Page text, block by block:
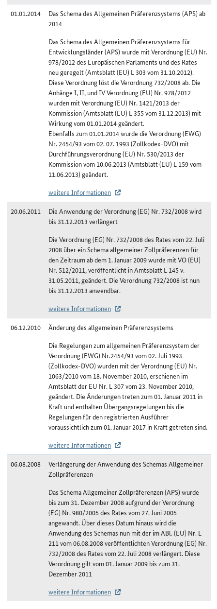
01.01.2014
Das Schema des Allgemeinen Präferenzsystems (APS) ab
2014
Das Schema des Allgemeinen Präferenzsystems für
Entwicklungsländer (APS) wurde mit Verordnung (EU) Nr.
978/2012 des Europäischen Parlaments und des Rates
neu geregelt (Amtsblatt (EU) L 303 vom 31.10.2012).
Diese Verordnung löst die Verordnung 732/2008 ab. Die
Anhänge I, II, und IV Verordnung (EU) Nr. 978/2012
wurden mit Verordnung (EU) Nr. 1421/2013 der
Kommission (Amtsblatt (EU) L 355 vom 31.12.2013) mit
Wirkung vom 01.01.2014 geändert.
Ebenfalls zum 01.01.2014 wurde die Verordnung (EWG)
Nr. 2454/93 vom 02. 07. 1993 (Zollkodex-DVO) mit
Durchführungsverordnung (EU) Nr. 530/2013 der
Kommission vom 10.06.2013 (Amtsblatt (EU) L 159 vom
11.06.2013) geändert.
weitere Informationen
20.06.2011
Die Anwendung der Verordnung (EG) Nr. 732/2008 wird
bis 31.12.2013 verlängert
Die Verordnung (EG) Nr. 732/2008 des Rates vom 22. Juli
2008 über ein Schema allgemeiner Zollpräferenzen für
den Zeitraum ab dem 1. Januar 2009 wurde mit VO (EU)
Nr. 512/2011, veröffentlicht in Amtsblatt L 145 v.
31.05.2011, geändert. Die Verordnung 732/2008 ist nun
bis 31.12.2013 anwendbar.
weitere Informationen
06.12.2010
Änderung des allgemeinen Präferenzsystems
Die Regelungen zum allgemeinen Präferenzsystem der
Verordnung (EWG) Nr.2454/93 vom 02. Juli 1993
(Zollkodex-DVO) wurden mit der Verordnung (EU) Nr.
1063/2010 vom 18. November 2010, erschienen im
Amtsblatt der EU Nr. L 307 vom 23. November 2010,
geändert. Die Änderungen treten zum 01. Januar 2011 in
Kraft und enthalten Übergangsregelungen bis die
Regelungen für den registrierten Ausführer
voraussichtlich zum 01. Januar 2017 in Kraft getreten sind.
weitere Informationen
06.08.2008
Verlängerung der Anwendung des Schemas Allgemeiner
Zollpräferenzen
Das Schema Allgemeiner Zollpräferenzen (APS) wurde
bis zum 31. Dezember 2008 aufgrund der Verordnung
(EG) Nr. 980/2005 des Rates vom 27. Juni 2005
angewandt. Über dieses Datum hinaus wird die
Anwendung des Schemas nun mit der im ABl. (EU) Nr. L
211 vom 06.08.2008 veröffentlichten Verordnung (EG) Nr.
732/2008 des Rates vom 22. Juli 2008 verlängert. Diese
Verordnung gilt vom 01. Januar 2009 bis zum 31.
Dezember 2011
weitere Informationen